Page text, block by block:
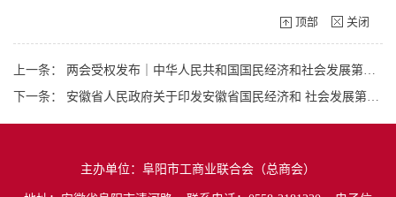
顶部 关闭
上一条： 两会受权发布｜中华人民共和国国民经济和社会发展第十五个五年规划纲要
下一条： 安徽省人民政府关于印发安徽省国民经济和 社会发展第十五个五年规划纲要的通知
主办单位：阜阳市工商业联合会（总商会）